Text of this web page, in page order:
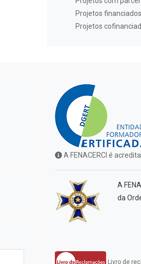
Projetos financiados
Projetos
A FENACERCI é
A
da
Livro de